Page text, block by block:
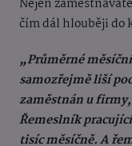
Nejen
čím dál hlouběji do
„Průměrné
samozřejmě liší
zaměstnán u
Řemeslník
tisíc měsíčně. A